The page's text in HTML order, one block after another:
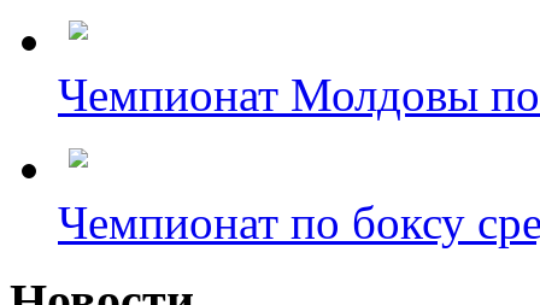
Чемпионат Молдовы по
Чемпионат по боксу